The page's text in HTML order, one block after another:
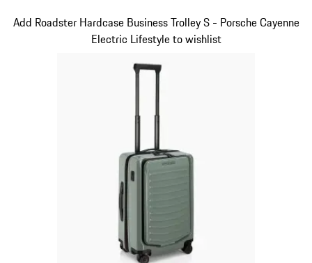
Add Roadster Hardcase Business Trolley S - Porsche Cayenne
Electric Lifestyle to wishlist
Diapositiva 6 di 20